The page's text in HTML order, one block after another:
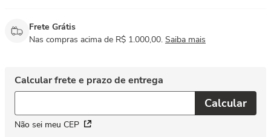
Frete Grátis
Nas compras acima de R$ 1.000,00. Saiba mais
Não sei meu CEP